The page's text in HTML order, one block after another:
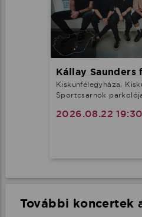
Kállay Saunders
Kiskunfélegyháza,
Sportcsarnok
2026.08.22
További koncertek